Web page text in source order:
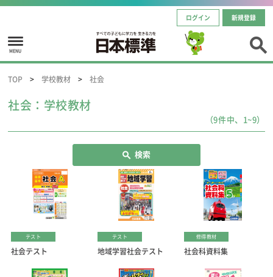
ログイン 新規登録
MENU
TOP 学校教材 社会
社会：学校教材
（9件中、1~9）
検索
テスト
社会テスト
テスト
地域学習社会テスト
修得教材
社会科資料集